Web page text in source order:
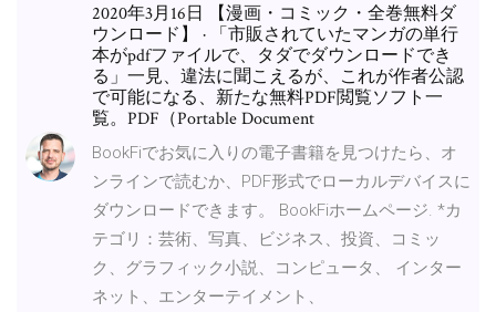
2020年3月16日 【漫画・コミック・全巻無料ダ
ウンロード】 · 「市販されていたマンガの単行
本がpdfファイルで、タダでダウンロードでき
る」一見、違法に聞こえるが、これが作者公認
で可能になる、新たな無料PDF閲覧ソフト一
覧。PDF（Portable Document
BookFiでお気に入りの電子書籍を見つけたら、オ
ンラインで読むか、PDF形式でローカルデバイスに
ダウンロードできます。 BookFiホームページ. *カ
テゴリ：芸術、写真、ビジネス、投資、コミッ
ク、グラフィック小説、コンピュータ、 インター
ネット、エンターテイメント、